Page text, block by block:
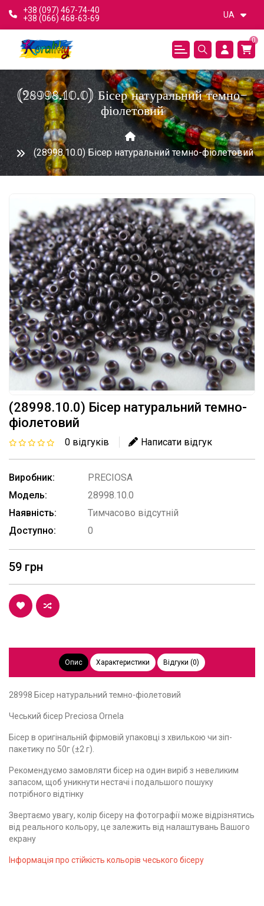
+38 (097) 467-74-40
+38 (066) 468-63-69
UA
0
(28998.10.0) Бісер натуральний темно-
фіолетовий
(28998.10.0) Бісер натуральний темно-фіолетовий
(28998.10.0) Бісер натуральний темно-
фіолетовий
0 відгуків Написати відгук
Виробник:
PRECIOSA
Модель:
28998.10.0
Наявність:
Тимчасово відсутній
Доступно:
0
59 грн
Опис Характеристики Відгуки (0)
28998 Бісер натуральний темно-фіолетовий
Чеський бісер Preciosa Ornela
Бісер в оригінальній фірмовій упаковці з хвилькою чи зіп-
пакетику по 50г (±2 г).
Рекомендуємо замовляти бісер на один виріб з невеликим
запасом, щоб уникнути нестачі і подальшого пошуку
потрібного відтінку
Звертаємо увагу, колір бісеру на фотографії може відрізнятись
від реального кольору, це залежить від налаштувань Вашого
екрану
Інформація про стійкість кольорів чеського бісеру